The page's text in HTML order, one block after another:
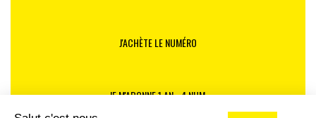
J'ACHÈTE LE NUMÉRO
JE M'ABONNE 1 AN - 4 NUM.